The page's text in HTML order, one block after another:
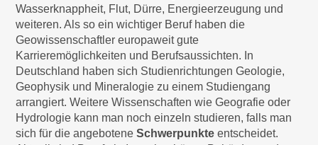
Wasserknappheit, Flut, Dürre, Energieerzeugung und
weiteren. Als so ein wichtiger Beruf haben die
Geowissenschaftler europaweit gute
Karrieremöglichkeiten und Berufsaussichten. In
Deutschland haben sich Studienrichtungen Geologie,
Geophysik und Mineralogie zu einem Studiengang
arrangiert. Weitere Wissenschaften wie Geografie oder
Hydrologie kann man noch einzeln studieren, falls man
sich für die angeboteneSchwerpunkteentscheidet.